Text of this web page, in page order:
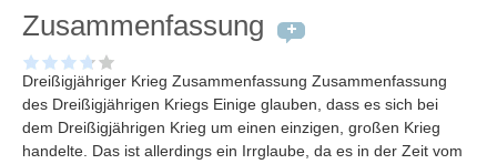
Zusammenfassung
Dreißigjähriger Krieg Zusammenfassung Zusammenfassung
des Dreißigjährigen Kriegs Einige glauben, dass es sich bei
dem Dreißigjährigen Krieg um einen einzigen, großen Krieg
handelte. Das ist allerdings ein Irrglaube, da es in der Zeit vom